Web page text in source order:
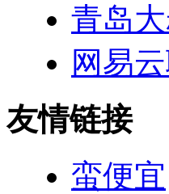
青岛
网易
友情链接
蛮便宜